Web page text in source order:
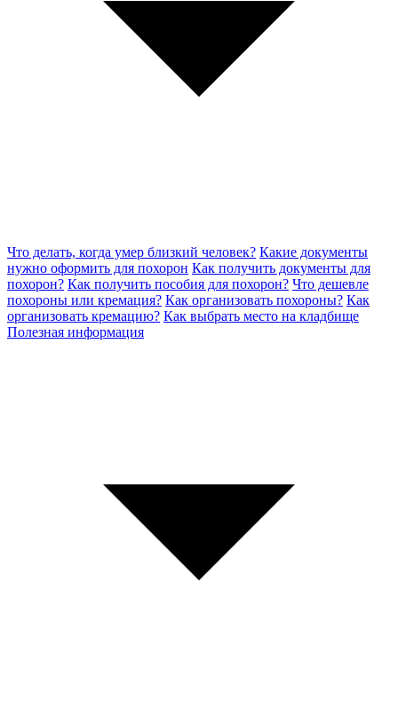
Что делать, когда умер близкий человек? Какие документы
нужно оформить для похорон Как получить документы для
похорон? Как получить пособия для похорон? Что дешевле
похороны или кремация? Как организовать похороны? Как
организовать кремацию? Как выбрать место на кладбище
Полезная информация